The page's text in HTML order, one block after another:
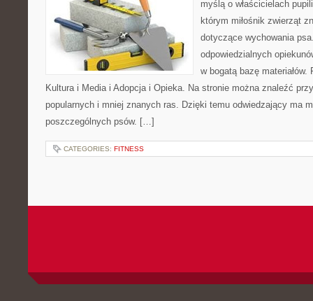
myślą o właścicielach
którym miłośnik zwierząt
dotyczące wychowania
odpowiedzialnych
w bogatą bazę
Kultura i Media i Adopcja i Opieka. Na stronie można znaleźć
popularnych i mniej znanych ras. Dzięki temu odwiedzający ma
poszczególnych psów. […]
CATEGORIES: FITNESS